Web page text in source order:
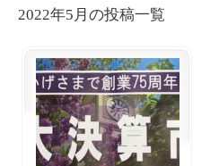
2022年5月の投稿一覧